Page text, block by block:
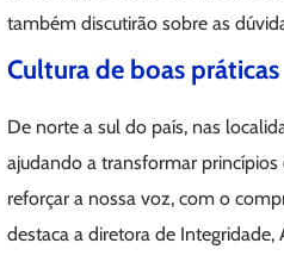
também discutirão sobre as
Cultura de boas práticas
De norte a sul do país, nas
ajudando a transformar
reforçar a nossa voz, com o
destaca a diretora de Integridade,